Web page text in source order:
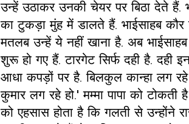
उन्हें उठाकर उनकी चेयर पर बिठा देते हैं.
का टुकड़ा मुंह में डालते हैं. भाईसाहब
मतलब उन्हें ये नहीं खाना है. अब
शुरू हो गए हैं. टारगेट सिर्फ दही है. दही
आधा कपड़ों पर है. बिलकुल कान्हा लग रहे
कुमार लग रहे हो.' मम्मा पापा को टोकती
को एहसास होता है कि गलती से उन्होंने